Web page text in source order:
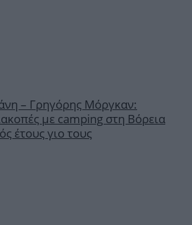
– Γρηγόρης Μόργκαν:
με camping στη Βόρεια
έτους γιο τους